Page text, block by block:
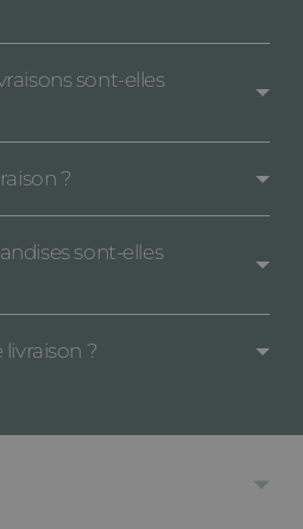
sont-elles
?
sont-elles
livraison ?